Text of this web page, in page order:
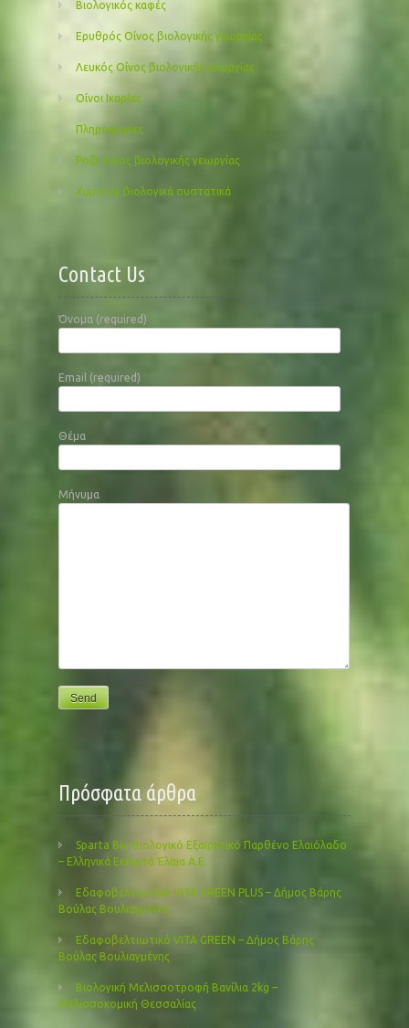
Βιολογικός καφές
Ερυθρός Οίνος βιολογικής γεωργίας
Λευκός Οίνος βιολογικής γεωργίας
Οίνοι Ικαρίας
Πληροφορίες
Ροζε οίνος βιολογικής γεωργίας
Χυμοί με βιολογικά συστατικά
Contact Us
Όνομα (required)
Email (required)
Θέμα
Μήνυμα
Πρόσφατα άρθρα
Sparta Bio Βιολογικό Εξαιρετικό Παρθένο Ελαιόλαδο
– Ελληνικά Εκλεκτά Έλαια Α.Ε.
Εδαφοβελτιωτικό VITA GREEN PLUS – Δήμος Βάρης
Βούλας Βουλιαγμένης
Εδαφοβελτιωτικό VITA GREEN – Δήμος Βάρης
Βούλας Βουλιαγμένης
Βιολογική Μελισσοτροφή Βανίλια 2kg –
Μελισσοκομική Θεσσαλίας